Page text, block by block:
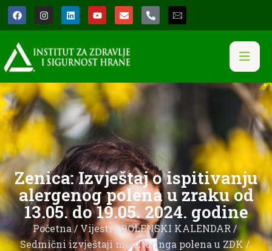
Zenica: Izvještaj o ispitivanju
alergenog polena u zraku od
13.05. do 19.05. 2024. godine
Početna/Vijesti/POLENSKI KALENDAR /
Sedmični izvještaji monitoringa polena u ZDK/